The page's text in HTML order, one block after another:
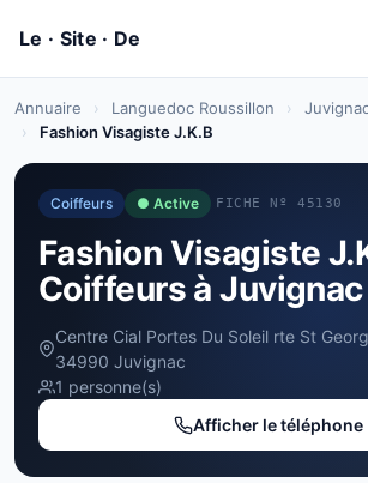
Annuaire › Languedoc Roussillon ›
›
Fashion Visagiste J.K.B
Coiffeurs ● Active FICHE Nº 45130
Fashion Visagiste
Coiffeurs à Juvignac
Centre Cial Portes Du Soleil rte St
34990 Juvignac
1 personne(s)
Afficher le téléphone